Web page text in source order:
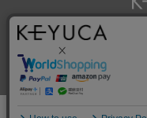
Copyright ©